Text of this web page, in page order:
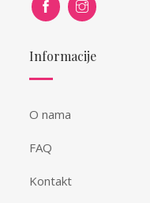
Informacije
O nama
FAQ
Kontakt